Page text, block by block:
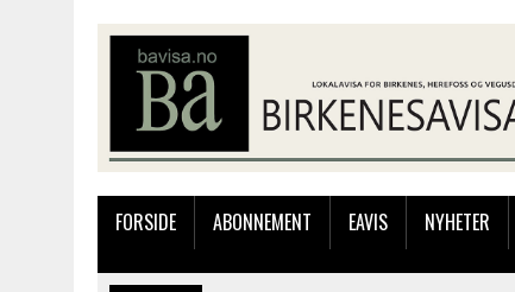
FORSIDE ABONNEMENT EAVIS NYHETER